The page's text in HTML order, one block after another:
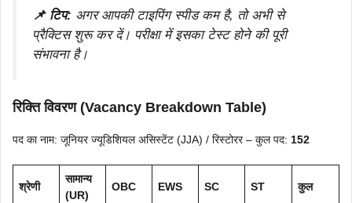
📌 टिप: अगर आपकी टाइपिंग स्पीड कम है, तो अभी से
प्रैक्टिस शुरू कर दें। परीक्षा में इसका टेस्ट होने की पूरी
संभावना है।
रिक्ति विवरण (Vacancy Breakdown Table)
पद का नाम: जूनियर ज्यूडिशियल असिस्टेंट (JJA) / रिस्टोरर – कुल पद: 152
श्रेणी
सामान्य
(UR)
OBC EWS SC ST कुल